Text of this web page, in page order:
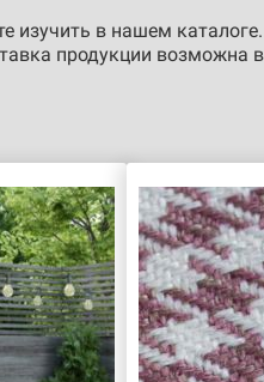
изучить в нашем
продукции возможна